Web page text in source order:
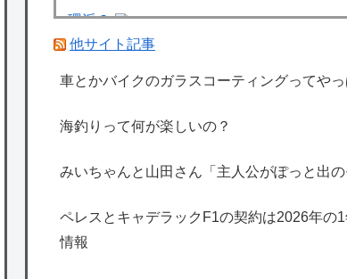
環派？
HRC（ホンダ・レーシング）折原氏「以前
のF1プロジェクトを経験した専門家を何人
年のみ、2027年に向けてウィリアムズと交
海外「日本は特別！」日本の地震支援を
他サイト記事
車とかバイクのガラスコーティングってや
海釣りって何が楽しいの？
みいちゃんと山田さん「主人公がぽっと出
ペレスとキャデラックF1の契約は2026年の
情報